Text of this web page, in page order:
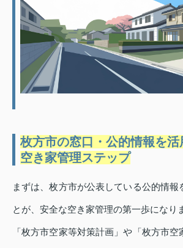
枚方市の窓口・公的情報を
空き家管理ステップ
まずは、枚方市が公表している公的情報
とが、安全な空き家管理の第一歩になり
「枚方市空家等対策計画」や「枚方市